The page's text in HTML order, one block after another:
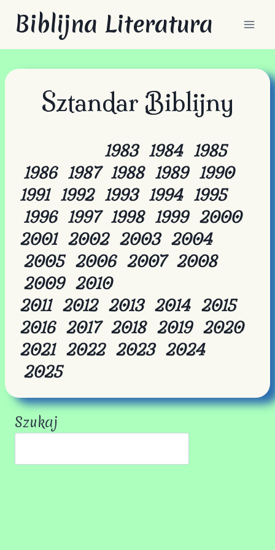
Przejdź
treści
Biblijna Literatura
Sztandar Biblijny
1983 1984
1985
1986
1987 1988 1989
1990
1991
1992 1993 1994
1995
1996
1997 1998 1999
2000
2001
2002 2003
2004
2005
2006 2007
2008
2009
2010
2011
2012 2013 2014
2015
2016
2017 2018 2019
2020
2021
2022 2023
2024
2025
Szukaj